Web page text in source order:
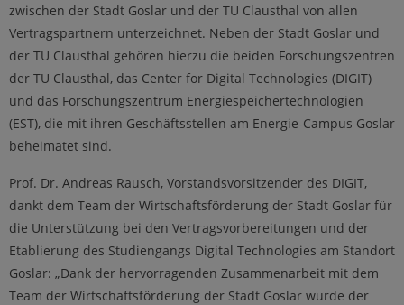
zwischen der Stadt Goslar und der TU Clausthal von allen
Vertragspartnern unterzeichnet. Neben der Stadt Goslar und
der TU Clausthal gehören hierzu die beiden Forschungszentren
der TU Clausthal, das Center for Digital Technologies (DIGIT)
und das Forschungszentrum Energiespeichertechnologien
(EST), die mit ihren Geschäftsstellen am Energie-Campus Goslar
beheimatet sind.
Prof. Dr. Andreas Rausch, Vorstandsvorsitzender des DIGIT,
dankt dem Team der Wirtschaftsförderung der Stadt Goslar für
die Unterstützung bei den Vertragsvorbereitungen und der
Etablierung des Studiengangs Digital Technologies am Standort
Goslar: „Dank der hervorragenden Zusammenarbeit mit dem
Team der Wirtschaftsförderung der Stadt Goslar wurde der